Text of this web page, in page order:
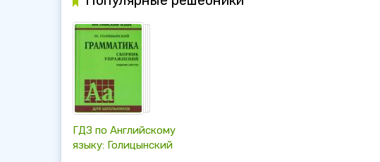
ГДЗ по Английскому
языку: Голицынский